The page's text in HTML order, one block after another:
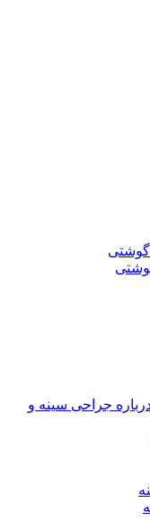
گوشتی
جراحی سینه و